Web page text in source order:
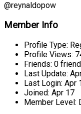
@reynaldopow
Member Info
Profile Type:
Profile Views:
Friends: 0
Last Update:
Last Login: Apr
Joined: Apr 17
Member Level: